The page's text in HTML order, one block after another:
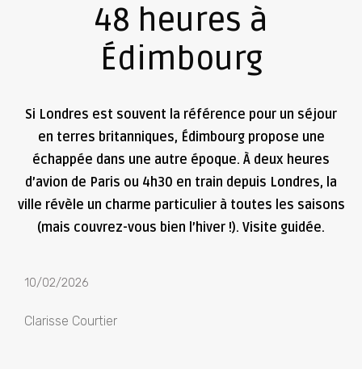
48 heures à
Édimbourg
Si Londres est souvent la référence pour un séjour
en terres britanniques, Édimbourg propose une
échappée dans une autre époque. À deux heures
d’avion de Paris ou 4h30 en train depuis Londres, la
ville révèle un charme particulier à toutes les saisons
(mais couvrez-vous bien l’hiver !). Visite guidée.
10/02/2026
Clarisse Courtier